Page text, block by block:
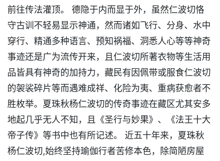
前往传法灌顶。 德隐于内而显于外，虽然仁波切恪
守古训不轻易显示神通，然而诸如飞行、分身、水中
穿行、精通多种语言、预知祸福、洞悉人心等等神奇
事迹还是广为流传开来，且仁波切所著衣物等生活用
品皆具有神奇的加持力，藏民有因佩带或服食仁波切
的袈裟碎片等而遇难成祥、化险为夷、重病获愈者不
胜枚举。夏珠秋杨仁波切的传奇事迹在藏区尤其安多
地起几乎无人不知，且《圣行与妙果》、《法王十大
帝子传》等书中也有所记述。 近五十年来，夏珠秋
杨仁波切,始终坚持瑜伽行者苦修本色，除简陋房屋